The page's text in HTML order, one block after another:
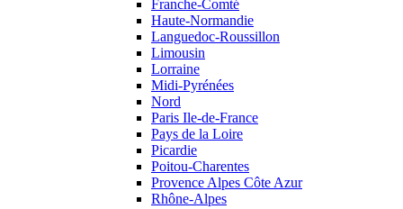
Franche-Comté
Haute-Normandie
Languedoc-Roussillon
Limousin
Lorraine
Midi-Pyrénées
Nord
Paris Ile-de-France
Pays de la Loire
Picardie
Poitou-Charentes
Provence Alpes Côte Azur
Rhône-Alpes